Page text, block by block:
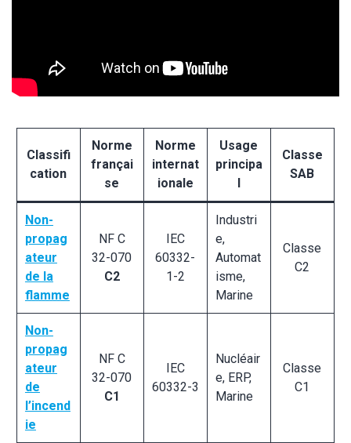
Classifi
cation
Norme
françai
se
Norme
internat
ionale
Usage
principa
l
Classe
SAB
Non-
propag
ateur
de la
flamme
NF C
32-070
C2
IEC
60332-
1-2
Industri
e,
Automat
isme,
Marine
Classe
C2
Non-
propag
ateur
de
l’incend
ie
NF C
32-070
C1
IEC
60332-3
Nucléair
e, ERP,
Marine
Classe
C1